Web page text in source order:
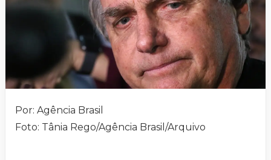
Por: Agência Brasil
Foto: Tânia Rego/Agência Brasil/Arquivo